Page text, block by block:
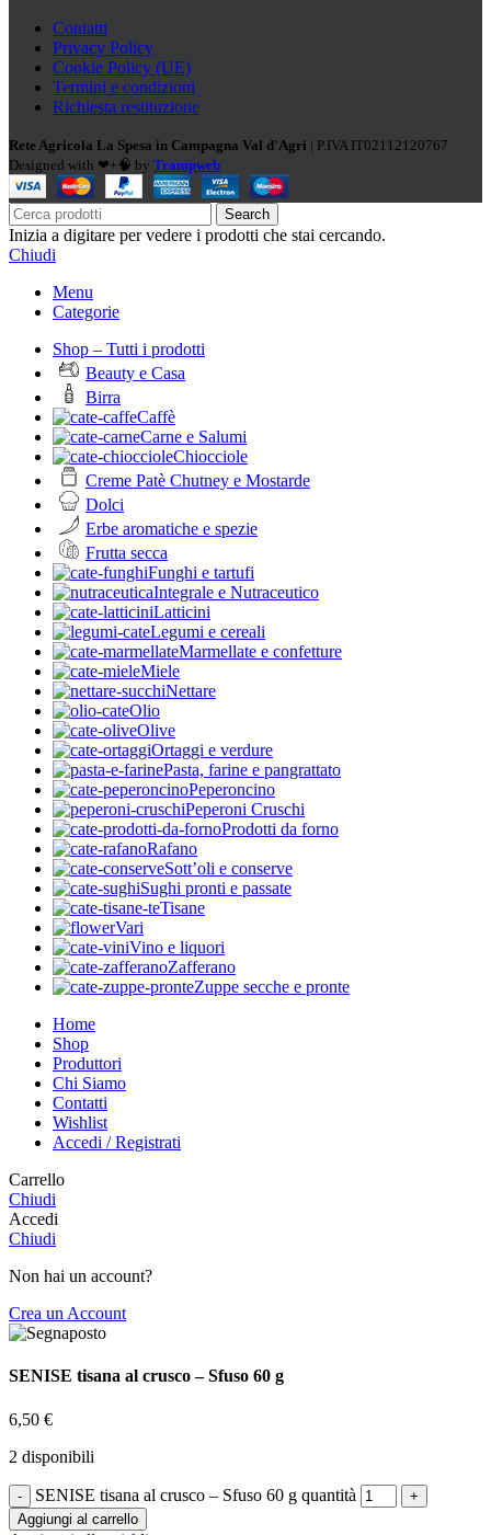
Contatti
Privacy Policy
Cookie Policy (UE)
Termini e condizioni
Richiesta restituzione
Rete Agricola La Spesa in Campagna Val d'Agri | P.IVA IT02112120767
Designed with ❤+🧠 by Trampweb
Search
Inizia a digitare per vedere i prodotti che stai cercando.
Chiudi
Menu
Categorie
Shop – Tutti i prodotti
Beauty e Casa
Birra
Caffè
Carne e Salumi
Chiocciole
Creme Patè Chutney e Mostarde
Dolci
Erbe aromatiche e spezie
Frutta secca
Funghi e tartufi
Integrale e Nutraceutico
Latticini
Legumi e cereali
Marmellate e confetture
Miele
Nettare
Olio
Olive
Ortaggi e verdure
Pasta, farine e pangrattato
Peperoncino
Peperoni Cruschi
Prodotti da forno
Rafano
Sott’oli e conserve
Sughi pronti e passate
Tisane
Vari
Vino e liquori
Zafferano
Zuppe secche e pronte
Home
Shop
Produttori
Chi Siamo
Contatti
Wishlist
Accedi / Registrati
Carrello
Chiudi
Accedi
Chiudi
Non hai un account?
Crea un Account
SENISE tisana al crusco – Sfuso 60 g
6,50 €
2 disponibili
SENISE tisana al crusco – Sfuso 60 g quantità
Aggiungi al carrello